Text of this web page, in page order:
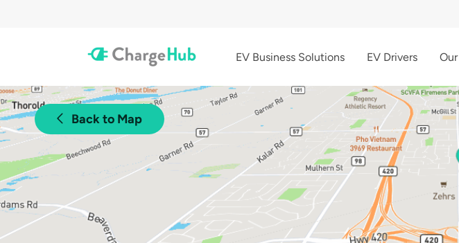
EV Business Solutions EV Drivers
Back to Map